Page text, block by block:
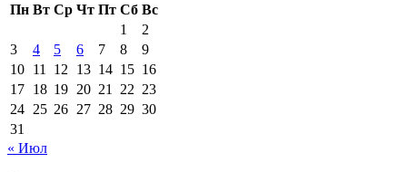
Пн Вт Ср Чт Пт Сб Вс
1
2
3
4 5 6 7 8
9
10 11 12 13 14 15 16
17 18 19 20 21 22 23
24 25 26 27 28 29 30
31
« Июл